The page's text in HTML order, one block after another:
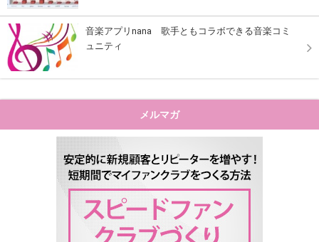
音楽アプリnana 歌手ともコラボできる音楽コミ
ュニティ
メルマガ